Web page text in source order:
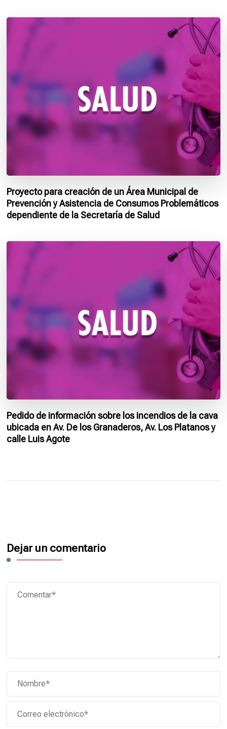
Proyecto para creación de un Área Municipal de
Prevención y Asistencia de Consumos Problemáticos
dependiente de la Secretaría de Salud
Pedido de información sobre los incendios de la cava
ubicada en Av. De los Granaderos, Av. Los Platanos y
calle Luis Agote
Dejar un comentario